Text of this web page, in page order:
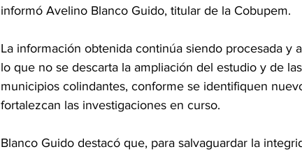
informó Avelino Blanco Guido, titular de la Cobupem.
La información obtenida continúa siendo procesada y
lo que no se descarta la ampliación del estudio y de
municipios colindantes, conforme se identifiquen
fortalezcan las investigaciones en curso.
Blanco Guido destacó que, para salvaguardar la